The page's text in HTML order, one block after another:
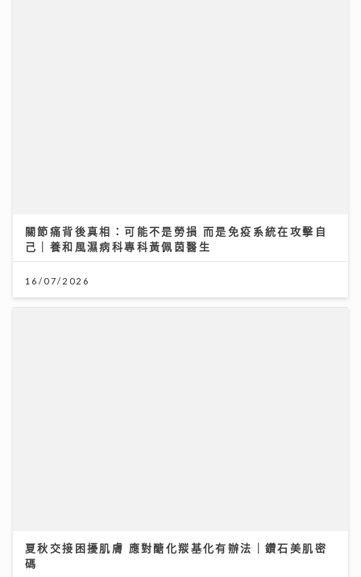
關節痛背後真相：可能不是勞損 而是免疫系統在攻擊自
己｜養和風濕病科專科黃佩茵醫生
16/07/2026
夏秋交接困擾肌膚 應對醣化羰基化有辦法｜鑽石美肌密
碼